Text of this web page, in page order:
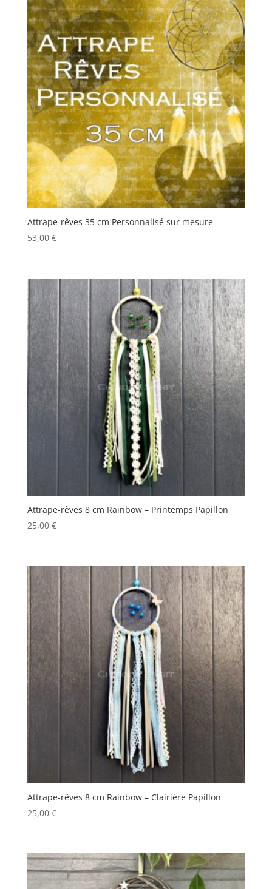
Attrape-rêves 35 cm Personnalisé sur mesure
53,00 €
Attrape-rêves 8 cm Rainbow – Printemps Papillon
25,00 €
Attrape-rêves 8 cm Rainbow – Clairière Papillon
25,00 €